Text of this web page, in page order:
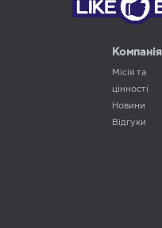
Компанія
Місія та
цінності
Новини
Відгуки